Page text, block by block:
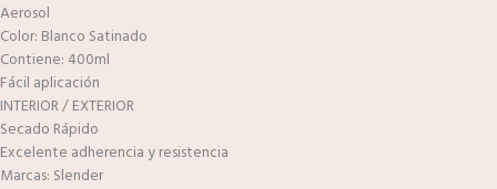
Aerosol
Color: Blanco Satinado
Contiene: 400ml
Fácil aplicación
INTERIOR / EXTERIOR
Secado Rápido
Excelente adherencia y resistencia
Marcas: Slender